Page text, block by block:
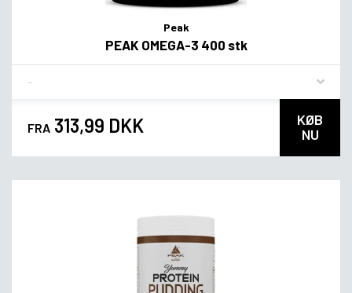
Peak
PEAK OMEGA-3 400 stk
FRA 313,99 DKK
KØB
NU